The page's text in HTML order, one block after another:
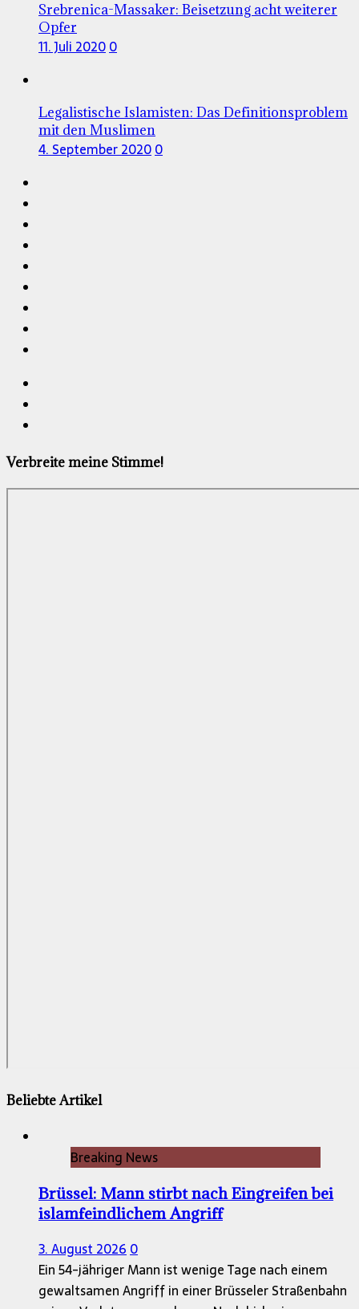
Srebrenica-Massaker: Beisetzung acht weiterer
Opfer
11. Juli 20200
Legalistische Islamisten: Das Definitionsproblem
mit den Muslimen
4. September 20200
Verbreite meine Stimme!
Beliebte Artikel
Breaking News
Brüssel: Mann stirbt nach Eingreifen bei
islamfeindlichem Angriff
3. August 2026 0
Ein 54-jähriger Mann ist wenige Tage nach einem
gewaltsamen Angriff in einer Brüsseler Straßenbahn